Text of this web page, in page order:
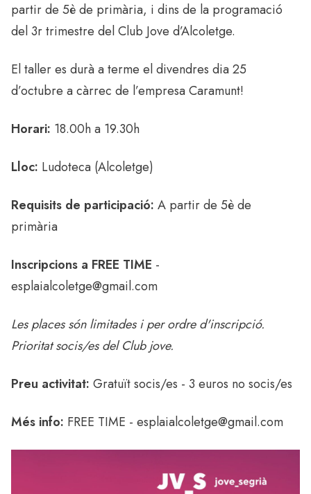
partir de 5è de primària, i dins de la programació
del 3r trimestre del Club Jove d’Alcoletge.
El taller es durà a terme el divendres dia 25
d’octubre a càrrec de l’empresa Caramunt!
Horari: 18.00h a 19.30h
Lloc: Ludoteca (Alcoletge)
Requisits de participació: A partir de 5è de
primària
Inscripcions a FREE TIME -
esplaialcoletge@gmail.com
Les places són limitades i per ordre d'inscripció.
Prioritat socis/es del Club jove.
Preu activitat: Gratuït socis/es - 3 euros no socis/es
Més info: FREE TIME - esplaialcoletge@gmail.com